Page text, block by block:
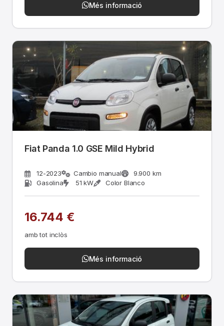
Més informació
Fiat Panda 1.0 GSE Mild Hybrid
12-2023 Cambio manual
9.900 km
Gasolina
51 kW Color Blanco
16.744 €
amb tot inclòs
Més informació